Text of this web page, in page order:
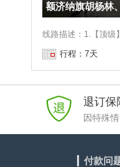
行程：7天
退订保
因特殊
付款问